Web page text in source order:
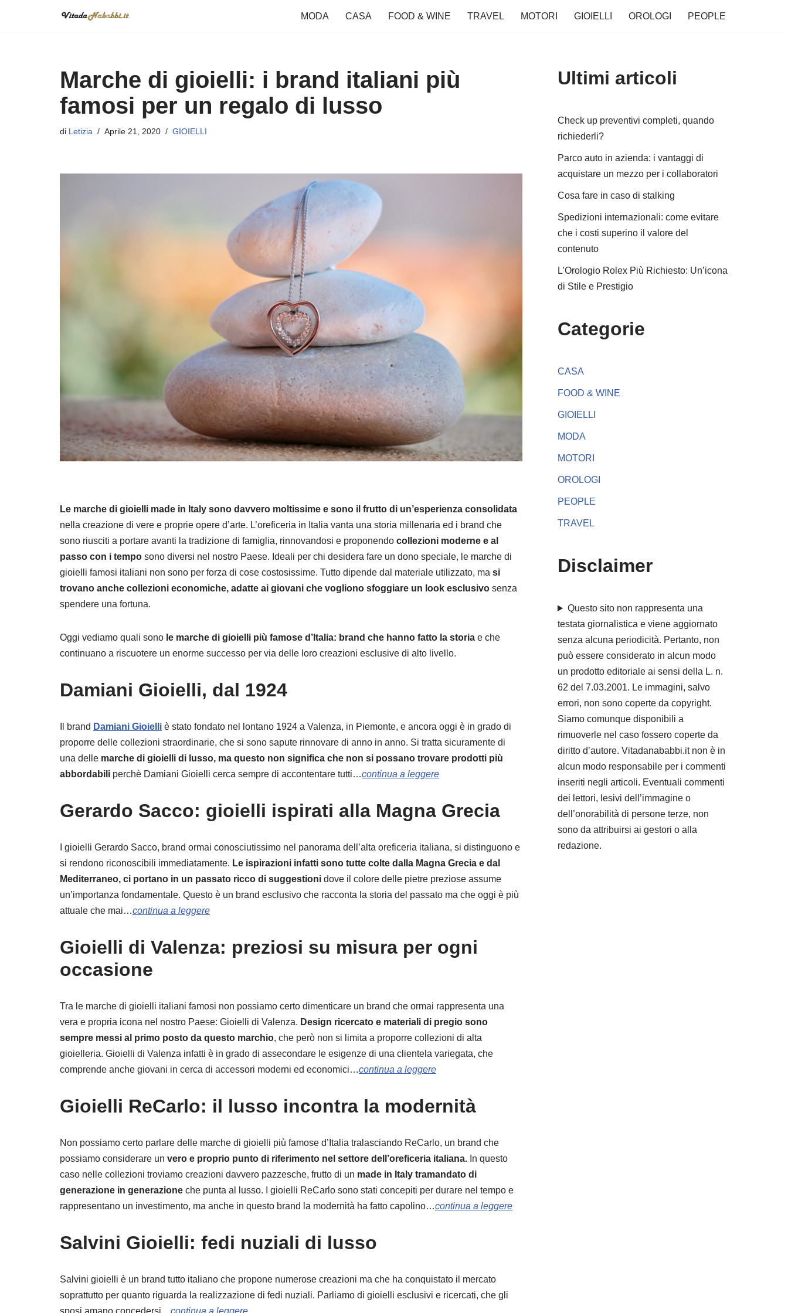
MODA CASA FOOD & WINE TRAVEL MOTORI GIOIELLI OROLOGI PEOPLE
Marche di gioielli: i brand italiani più
famosi per un regalo di lusso
di Letizia Aprile 21, 2020 GIOIELLI
Le marche di gioielli made in Italy sono davvero moltissime e sono il frutto di un’esperienza consolidata
nella creazione di vere e proprie opere d’arte. L’oreficeria in Italia vanta una storia millenaria ed i brand che
sono riusciti a portare avanti la tradizione di famiglia, rinnovandosi e proponendo collezioni moderne e al
passo con i tempo sono diversi nel nostro Paese. Ideali per chi desidera fare un dono speciale, le marche di
gioielli famosi italiani non sono per forza di cose costosissime. Tutto dipende dal materiale utilizzato, ma si
trovano anche collezioni economiche, adatte ai giovani che vogliono sfoggiare un look esclusivo senza
spendere una fortuna.
Oggi vediamo quali sono le marche di gioielli più famose d’Italia: brand che hanno fatto la storia e che
continuano a riscuotere un enorme successo per via delle loro creazioni esclusive di alto livello.
Damiani Gioielli, dal 1924
Il brand Damiani Gioielli è stato fondato nel lontano 1924 a Valenza, in Piemonte, e ancora oggi è in grado di
proporre delle collezioni straordinarie, che si sono sapute rinnovare di anno in anno. Si tratta sicuramente di
una delle marche di gioielli di lusso, ma questo non significa che non si possano trovare prodotti più
abbordabili perchè Damiani Gioielli cerca sempre di accontentare tutti…continua a leggere
Gerardo Sacco: gioielli ispirati alla Magna Grecia
I gioielli Gerardo Sacco, brand ormai conosciutissimo nel panorama dell’alta oreficeria italiana, si distinguono e
si rendono riconoscibili immediatamente. Le ispirazioni infatti sono tutte colte dalla Magna Grecia e dal
Mediterraneo, ci portano in un passato ricco di suggestioni dove il colore delle pietre preziose assume
un’importanza fondamentale. Questo è un brand esclusivo che racconta la storia del passato ma che oggi è più
attuale che mai…continua a leggere
Gioielli di Valenza: preziosi su misura per ogni
occasione
Tra le marche di gioielli italiani famosi non possiamo certo dimenticare un brand che ormai rappresenta una
vera e propria icona nel nostro Paese: Gioielli di Valenza. Design ricercato e materiali di pregio sono
sempre messi al primo posto da questo marchio, che però non si limita a proporre collezioni di alta
gioielleria. Gioielli di Valenza infatti è in grado di assecondare le esigenze di una clientela variegata, che
comprende anche giovani in cerca di accessori moderni ed economici…continua a leggere
Gioielli ReCarlo: il lusso incontra la modernità
Non possiamo certo parlare delle marche di gioielli più famose d’Italia tralasciando ReCarlo, un brand che
possiamo considerare un vero e proprio punto di riferimento nel settore dell’oreficeria italiana. In questo
caso nelle collezioni troviamo creazioni davvero pazzesche, frutto di un made in Italy tramandato di
generazione in generazione che punta al lusso. I gioielli ReCarlo sono stati concepiti per durare nel tempo e
rappresentano un investimento, ma anche in questo brand la modernità ha fatto capolino…continua a leggere
Salvini Gioielli: fedi nuziali di lusso
Salvini gioielli è un brand tutto italiano che propone numerose creazioni ma che ha conquistato il mercato
soprattutto per quanto riguarda la realizzazione di fedi nuziali. Parliamo di gioielli esclusivi e ricercati, che gli
sposi amano concedersi… continua a leggere
Ultimi articoli
Check up preventivi completi, quando
richiederli?
Parco auto in azienda: i vantaggi di
acquistare un mezzo per i collaboratori
Cosa fare in caso di stalking
Spedizioni internazionali: come evitare
che i costi superino il valore del
contenuto
L’Orologio Rolex Più Richiesto: Un’icona
di Stile e Prestigio
Categorie
CASA
FOOD & WINE
GIOIELLI
MODA
MOTORI
OROLOGI
PEOPLE
TRAVEL
Disclaimer
Questo sito non rappresenta una
testata giornalistica e viene aggiornato
senza alcuna periodicità. Pertanto, non
può essere considerato in alcun modo
un prodotto editoriale ai sensi della L. n.
62 del 7.03.2001. Le immagini, salvo
errori, non sono coperte da copyright.
Siamo comunque disponibili a
rimuoverle nel caso fossero coperte da
diritto d’autore. Vitadanababbi.it non è in
alcun modo responsabile per i commenti
inseriti negli articoli. Eventuali commenti
dei lettori, lesivi dell’immagine o
dell’onorabilità di persone terze, non
sono da attribuirsi ai gestori o alla
redazione.